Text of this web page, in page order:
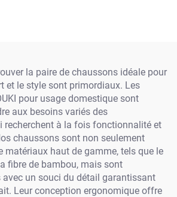
teckel
la paire de chaussons idéale pour
et le style sont primordiaux. Les
pour usage domestique sont
aux besoins variés des
recherchent à la fois fonctionnalité et
chaussons sont non seulement
matériaux haut de gamme, tels que le
fibre de bambou, mais sont
avec un souci du détail garantissant
Leur conception ergonomique offre